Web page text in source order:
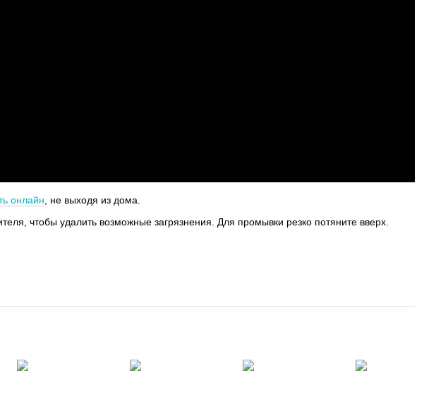
онлайн, не выходя из дома.
чтобы удалить возможные загрязнения. Для промывки резко потяните вверх.